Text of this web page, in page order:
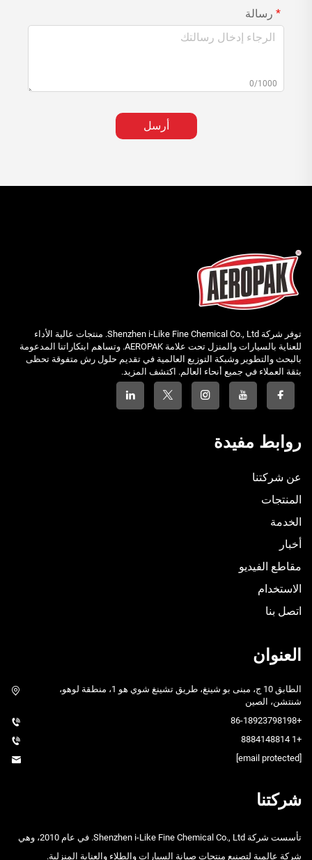
رسالة
0/1000
أرسل
توفر شركة Shenzhen i-Like Fine Chemical Co., Ltd. منتجات عالية الأداء
للعناية بالسيارات والمنزل تحت علامة AEROPAK. وتساهم ابتكاراتنا المدعومة
بالبحث والتطوير وشبكة التوزيع العالمية في تقديم حلول رش متفوقة تحظى
بثقة العملاء في جميع أنحاء العالم. اكتشف المزيد.
روابط مفيدة
عن شركتنا
المنتجات
الخدمة
أخبار
مقاطع الفيديو
الاستخدام
اتصل بنا
العنوان
الطابق 10 ج، مبنى بو شينغ، طريق تشينغ شوي هو 1، منطقة لوهو،
شنتشن، الصين
+86-18923798198
+1 8884148814
شركتنا
تأسست شركة Shenzhen i-Like Fine Chemical Co., Ltd. في عام 2010، وهي
شركة عالمية لتصنيع منتجات صيانة السيارات والطلاء والعناية المنزلية.